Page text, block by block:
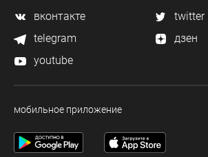
вконтакте
twitter
telegram
дзен
youtube
мобильное приложение